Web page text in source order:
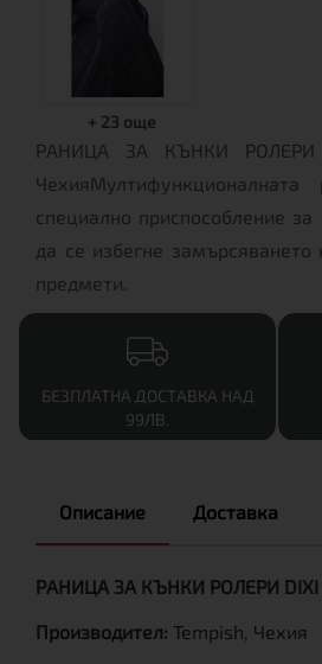
+ 23 още
РАНИЦА ЗА КЪНКИ РОЛЕРИ
специално приспособление
да се избегне
предмети.
БЕЗПЛАТНА ДОСТАВКА НАД
99ЛВ.
Описание Доставка
РАНИЦА ЗА КЪНКИ РОЛЕРИ DIXI
Производител: Tempish, Чехия